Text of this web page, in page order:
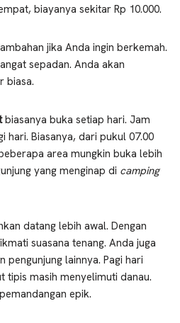
biayanya sekitar Rp 10.000.
jika Anda ingin berkemah.
sepadan. Anda akan
biasa.
biasanya buka setiap hari. Jam
hari. Biasanya, dari pukul 07.00
area mungkin buka lebih
yang menginap di camping
datang lebih awal. Dengan
suasana tenang. Anda juga
pengunjung lainnya. Pagi hari
tipis masih menyelimuti danau.
epik.